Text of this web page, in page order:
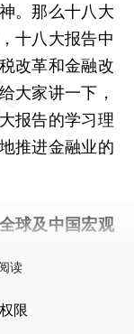
。那么十八大
十八大报告中
改革和金融改
大家讲一下，
报告的学习理
推进金融业的
球及中国宏观
读
限